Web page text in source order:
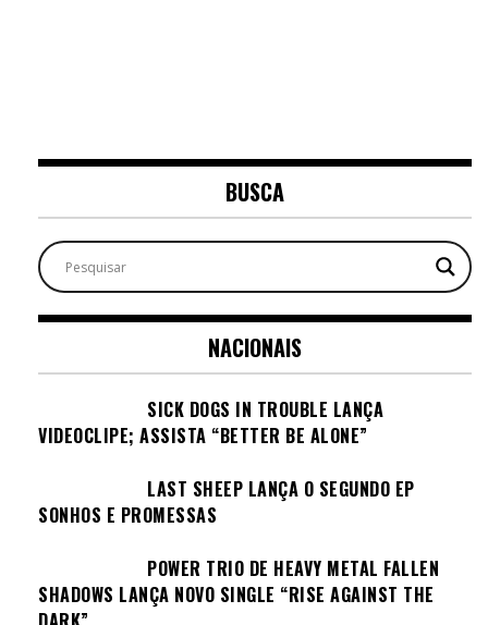
BUSCA
NACIONAIS
SICK DOGS IN TROUBLE LANÇA
VIDEOCLIPE; ASSISTA “BETTER BE ALONE”
LAST SHEEP LANÇA O SEGUNDO EP
SONHOS E PROMESSAS
POWER TRIO DE HEAVY METAL FALLEN
SHADOWS LANÇA NOVO SINGLE “RISE AGAINST THE